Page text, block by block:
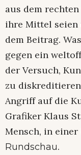
aus dem
ihre Mittel
dem Beitrag.
gegen ein
der Versuch,
zu
Angriff auf die
Grafiker Klaus
Mensch, in einer
Rundschau.